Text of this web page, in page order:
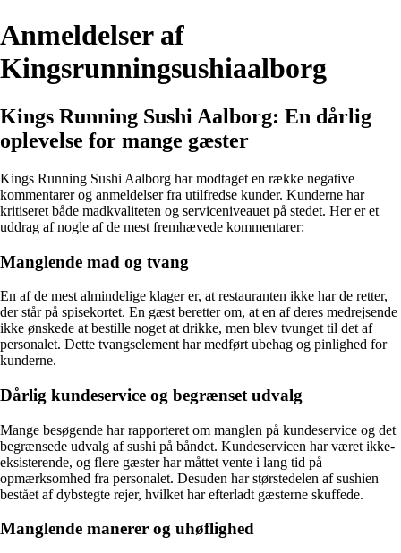
Anmeldelser af
Kingsrunningsushiaalborg
Kings Running Sushi Aalborg: En dårlig
oplevelse for mange gæster
Kings Running Sushi Aalborg har modtaget en række negative
kommentarer og anmeldelser fra utilfredse kunder. Kunderne har
kritiseret både madkvaliteten og serviceniveauet på stedet. Her er et
uddrag af nogle af de mest fremhævede kommentarer:
Manglende mad og tvang
En af de mest almindelige klager er, at restauranten ikke har de retter,
der står på spisekortet. En gæst beretter om, at en af deres medrejsende
ikke ønskede at bestille noget at drikke, men blev tvunget til det af
personalet. Dette tvangselement har medført ubehag og pinlighed for
kunderne.
Dårlig kundeservice og begrænset udvalg
Mange besøgende har rapporteret om manglen på kundeservice og det
begrænsede udvalg af sushi på båndet. Kundeservicen har været ikke-
eksisterende, og flere gæster har måttet vente i lang tid på
opmærksomhed fra personalet. Desuden har størstedelen af sushien
bestået af dybstegte rejer, hvilket har efterladt gæsterne skuffede.
Manglende manerer og uhøflighed